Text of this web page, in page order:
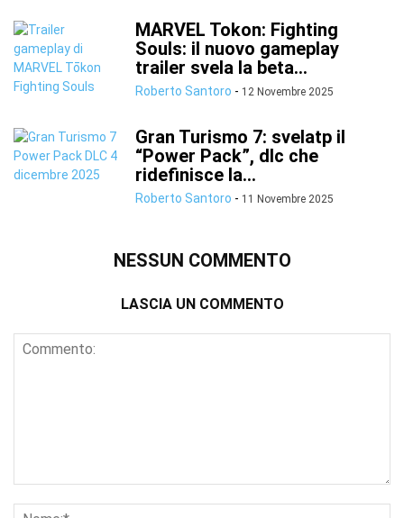
MARVEL Tokon: Fighting
Souls: il nuovo gameplay
trailer svela la beta...
Roberto Santoro - 12 Novembre 2025
Gran Turismo 7: svelatp il
“Power Pack”, dlc che
ridefinisce la...
Roberto Santoro - 11 Novembre 2025
NESSUN COMMENTO
LASCIA UN COMMENTO